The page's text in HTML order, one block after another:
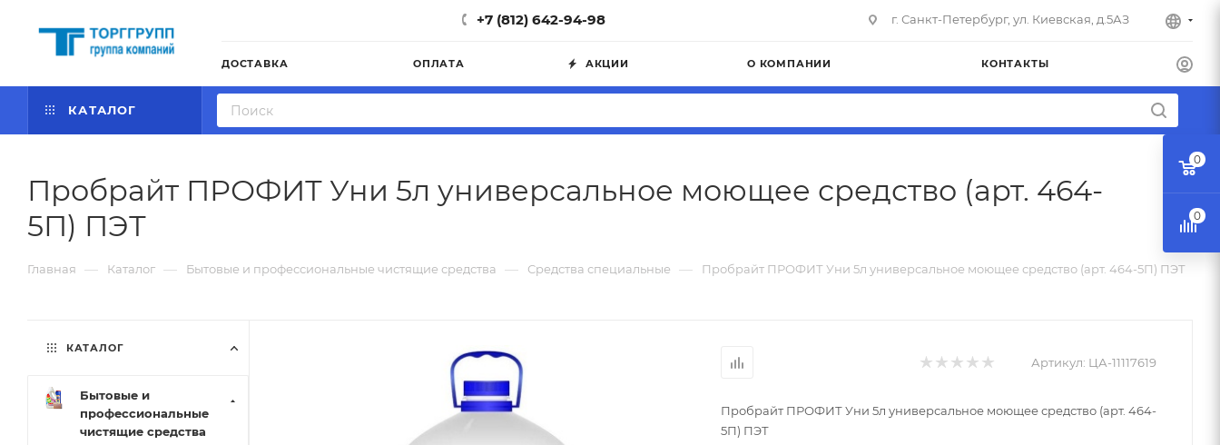
+7 (812) 642-94-98 г. Санкт-Петербург, ул. Киевская, д.5АЗ
ДОСТАВКА ОПЛАТА АКЦИИ О КОМПАНИИ КОНТАКТЫ
КАТАЛОГ
Пробрайт ПРОФИТ Уни 5л универсальное моющее средство (арт. 464-
5П) ПЭТ
Главная — Каталог — Бытовые и профессиональные чистящие средства — Средства специальные — Пробрайт ПРОФИТ Уни 5л универсальное моющее средство (арт. 464-5П) ПЭТ
Артикул: ЦА-11117619
Пробрайт ПРОФИТ Уни 5л универсальное моющее средство (арт. 464-
5П) ПЭТ
КАТАЛОГ
Бытовые и
профессиональные
чистящие средства
0
0